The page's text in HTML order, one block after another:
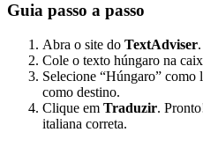
Guia passo a passo
Abra o site do TextAdviser.
Cole o texto húngaro na
Selecione “Húngaro” como
como destino.
Clique em Traduzir.
italiana correta.